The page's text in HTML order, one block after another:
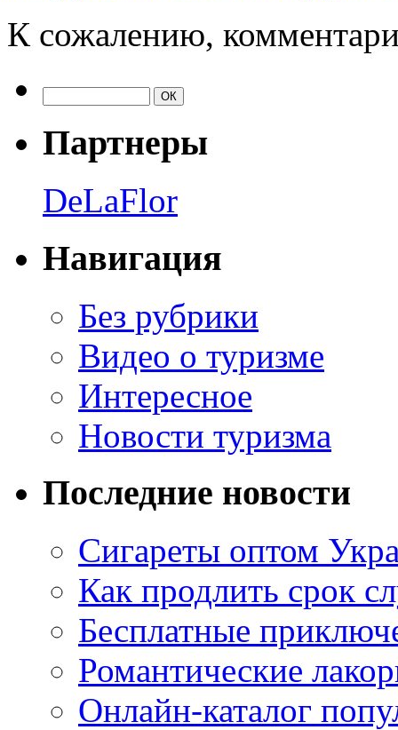
К сожалению,
Партнеры
DeLaFlor
Навигация
Без рубрики
Видео о туризме
Интересное
Новости туризма
Последние новости
Сигареты оптом
Как продлить срок
Бесплатные
Романтические
Онлайн-каталог